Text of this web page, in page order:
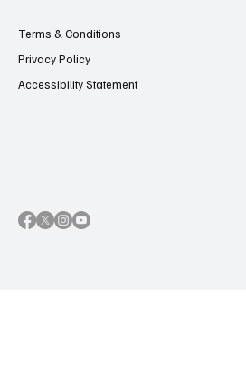
Terms & Conditions
Privacy Policy
Accessibility Statement